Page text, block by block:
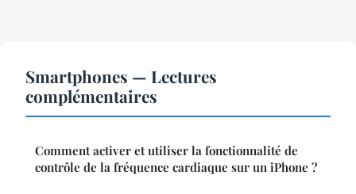
Smartphones — Lectures
complémentaires
Comment activer et utiliser la fonctionnalité de
contrôle de la fréquence cardiaque sur un iPhone ?